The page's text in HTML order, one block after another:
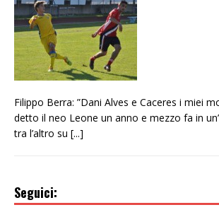
Filippo Berra: ”Dani Alves e Caceres i miei
detto il neo Leone un anno e mezzo fa in
tra l’altro su [...]
Seguici: